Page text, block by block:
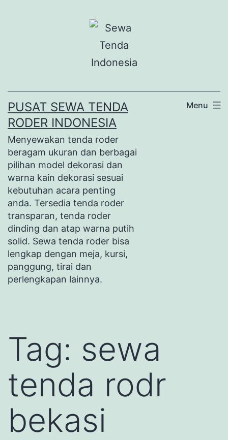
PUSAT SEWA TENDA
RODER INDONESIA
Menyewakan tenda roder
beragam ukuran dan berbagai
pilihan model dekorasi dan
warna kain dekorasi sesuai
kebutuhan acara penting
anda. Tersedia tenda roder
transparan, tenda roder
dinding dan atap warna putih
solid. Sewa tenda roder bisa
lengkap dengan meja, kursi,
panggung, tirai dan
perlengkapan lainnya.
Menu
Tag: sewa
tenda rodr
bekasi